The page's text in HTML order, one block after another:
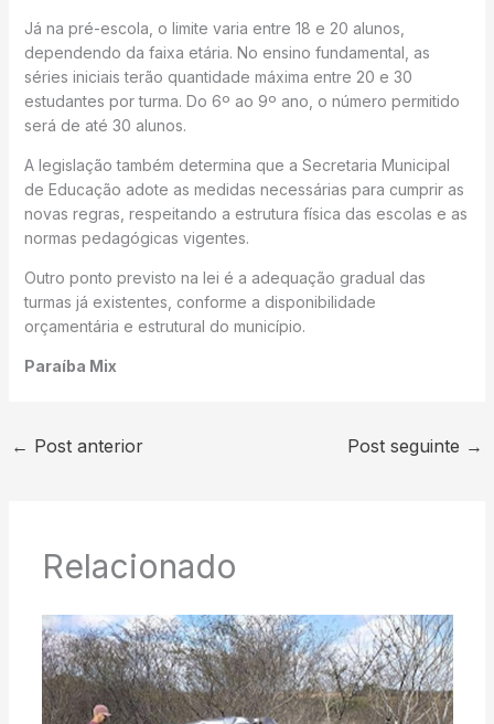
Já na pré-escola, o limite varia entre 18 e 20 alunos,
dependendo da faixa etária. No ensino fundamental, as
séries iniciais terão quantidade máxima entre 20 e 30
estudantes por turma. Do 6º ao 9º ano, o número permitido
será de até 30 alunos.
A legislação também determina que a Secretaria Municipal
de Educação adote as medidas necessárias para cumprir as
novas regras, respeitando a estrutura física das escolas e as
normas pedagógicas vigentes.
Outro ponto previsto na lei é a adequação gradual das
turmas já existentes, conforme a disponibilidade
orçamentária e estrutural do município.
Paraíba Mix
← Post anterior Post seguinte →
Relacionado